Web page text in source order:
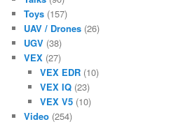
Toys (157)
UAV / Drones (26)
UGV (38)
VEX (27)
VEX EDR(10)
VEX IQ(23)
VEX V5(10)
Video (254)